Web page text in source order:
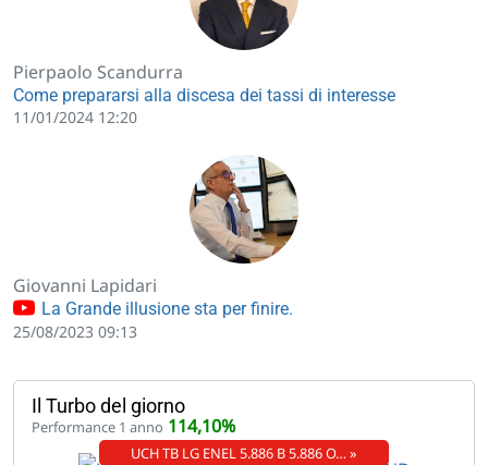
Pierpaolo Scandurra
Come prepararsi alla discesa dei tassi di interesse
11/01/2024 12:20
Giovanni Lapidari
La Grande illusione sta per finire.
25/08/2023 09:13
Il Turbo del giorno
Performance 1 anno 114,10%
UCH TB LG ENEL 5.886 B 5.886 O… »